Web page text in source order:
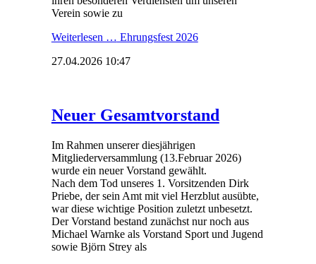
Verein sowie zu
Weiterlesen … Ehrungsfest 2026
27.04.2026 10:47
Neuer Gesamtvorstand
Im Rahmen unserer diesjährigen
Mitgliederversammlung (13.Februar 2026)
wurde ein neuer Vorstand gewählt.
Nach dem Tod unseres 1. Vorsitzenden Dirk
Priebe, der sein Amt mit viel Herzblut ausübte,
war diese wichtige Position zuletzt unbesetzt.
Der Vorstand bestand zunächst nur noch aus
Michael Warnke als Vorstand Sport und Jugend
sowie Björn Strey als